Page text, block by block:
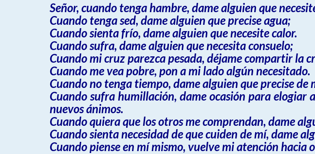
Señor, cuando tenga hambre, dame alguien que
Cuando tenga sed, dame alguien que precise agua;
Cuando sienta frío, dame alguien que necesite calor.
Cuando sufra, dame alguien que necesita consuelo;
Cuando mi cruz parezca pesada, déjame compartir la
Cuando me vea pobre, pon a mi lado algún necesitado.
Cuando no tenga tiempo, dame alguien que precise de
Cuando sufra humillación, dame ocasión para elogiar
nuevos ánimos.
Cuando quiera que los otros me comprendan, dame
Cuando sienta necesidad de que cuiden de mí, dame
Cuando piense en mí mismo, vuelve mi atención hacia